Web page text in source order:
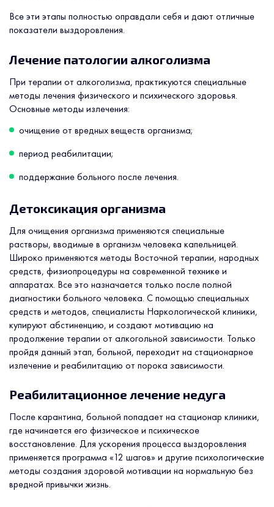
Все эти этапы полностью оправдали себя и дают отличные
показатели выздоровления.
Лечение патологии алкоголизма
При терапии от алкоголизма, практикуются специальные
методы лечения физического и психического здоровья.
Основные методы излечения:
очищение от вредных веществ организма;
период реабилитации;
поддержание больного после лечения.
Детоксикация организма
Для очищения организма применяются специальные
растворы, вводимые в организм человека капельницей.
Широко применяются методы Восточной терапии, народных
средств, физиопроцедуры на современной технике и
аппаратах. Все это назначается только после полной
диагностики больного человека. С помощью специальных
средств и методов, специалисты Наркологической клиники,
купируют абстиненцию, и создают мотивацию на
продолжение терапии от алкогольной зависимости. Только
пройдя данный этап, больной, переходит на стационарное
излечение и реабилитацию от порока зависимости.
Реабилитационное лечение недуга
После карантина, больной попадает на стационар клиники,
где начинается его физическое и психическое
восстановление. Для ускорения процесса выздоровления
применяется программа «12 шагов» и другие психологические
методы создания здоровой мотивации на нормальную без
вредной привычки жизнь.